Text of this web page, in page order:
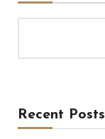
Recent Posts